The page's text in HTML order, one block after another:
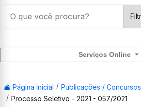
Serviços Online
Página Inicial
Publicações / Concursos
Processo Seletivo - 2021 - 057/2021